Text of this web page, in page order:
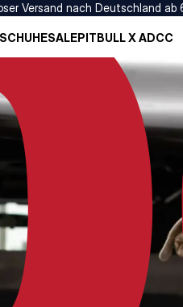
Versand nach Deutschland ab
SALEPITBULL X ADCC